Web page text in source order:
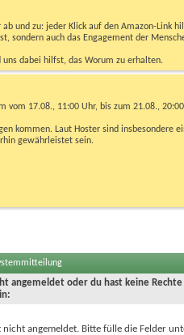
und zu: jeder Klick auf den Amazon-Link
sondern auch das Engagement der
uns dabei hilfst, das Worum zu erhalten.
17.08., 11:00 Uhr, bis zum 21.08.,
kommen. Laut Hoster sind
gewährleistet sein.
angemeldet oder du hast keine
nicht angemeldet. Bitte fülle die Felder